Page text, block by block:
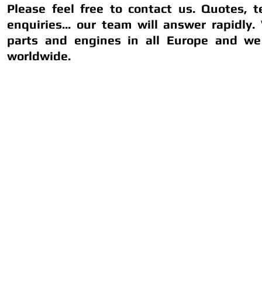
Please feel free to contact us. Quotes,
enquiries... our team will answer rapidly.
parts and engines in all Europe and
worldwide.